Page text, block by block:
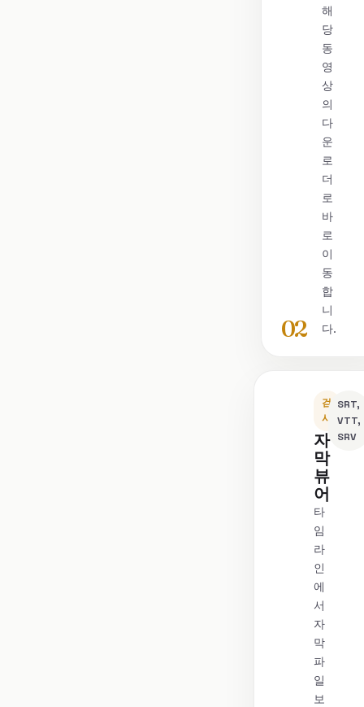
02
해
당
동
영
상
의
다
운
로
더
로
바
로
이
동
합
니
다.
검
사
자
막
뷰
어
타
임
라
인
에
서
자
막
파
일
보
SRT,
VTT,
SRV